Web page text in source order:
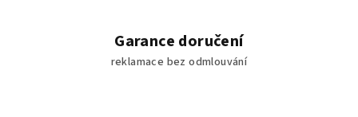
Garance doručení
reklamace bez odmlouvání